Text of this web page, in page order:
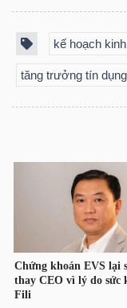
kế hoạch
tăng trưởng tín dụng
Công
đầu
tư
tài
chính